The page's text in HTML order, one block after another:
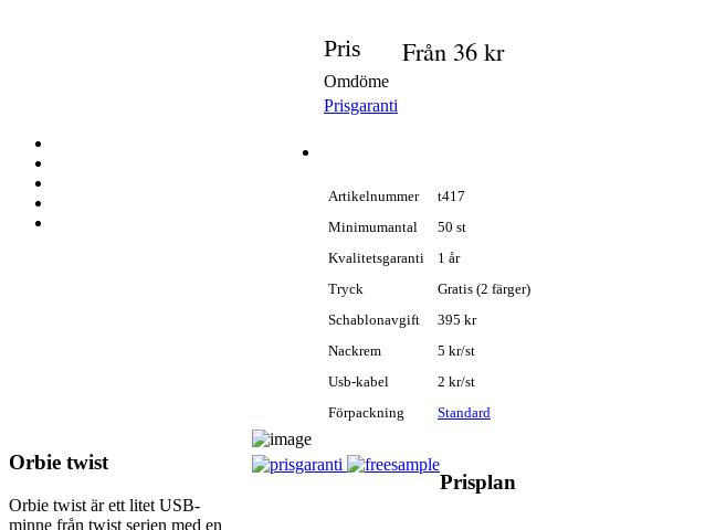
Pris Från 36 kr
Omdöme
Prisgaranti
Artikelnummer
t417
Minimumantal
50 st
Kvalitetsgaranti
1 år
Tryck
Gratis (2 färger)
Schablonavgift
395 kr
Nackrem
5 kr/st
Usb-kabel
2 kr/st
Förpackning
Standard
Orbie twist
Orbie twist är ett litet USB-
minne från twist serien med en
Prisplan